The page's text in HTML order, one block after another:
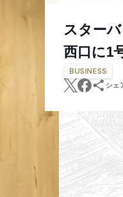
スター
西口に1
BUSINESS
シェ